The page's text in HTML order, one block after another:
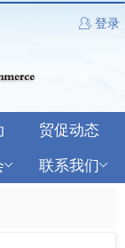
登录
贸促动态
联系我们